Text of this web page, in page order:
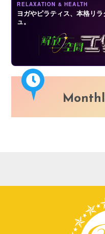
RELAXATION & HEALTH
ヨガやピラティス、本格リ
ュ。